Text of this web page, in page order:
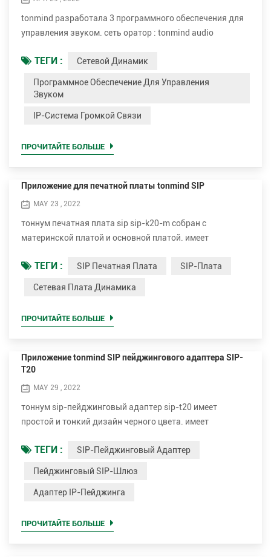
tonmind разработала 3 программного обеспечения для
управления звуком. сеть оратор : tonmind audio
manager можно использовать в локальной сети,,
которая поддерживает многоадресную рассылку RTP.
PA system lite и PA system pro можно использовать в
многоадресной рассылки RTP и SIP. пользователи мог...
ТЕГИ : Сетевой Динамик
Программное Обеспечение Для Управления
Звуком
IP-Система Громкой Связи
ПРОЧИТАЙТЕ БОЛЬШЕ
Приложение для печатной платы tonmind SIP
MAY 23 , 2022
тоннум печатная плата sip sip-k20-m собран с
материнской платой и основной платой. имеет
динамик, тревожный вход и сброс. также есть другая
версия SIP-K20C -M с камерой видеовхода 1080P. с этим
динамика или SIP-интеркома., это может снизить
общую стоимость п...
ТЕГИ : SIP Печатная Плата SIP-Плата
Сетевая Плата Динамика
ПРОЧИТАЙТЕ БОЛЬШЕ
Приложение tonmind SIP пейджингового адаптера SIP-
T20
MAY 29 , 2022
тоннум sip-пейджинговый адаптер sip-t20 имеет
простой и тонкий дизайн черного цвета. имеет
микрофонного входа, выход для гарнитуры, выход для
динамика, вход сигнала тревоги GPIO, сигнал тревоги
пейджинговый шлюз , Полевой клиент может
реализовать функцию...
ТЕГИ : SIP-Пейджинговый Адаптер
Пейджинговый SIP-Шлюз
Адаптер IP-Пейджинга
ПРОЧИТАЙТЕ БОЛЬШЕ